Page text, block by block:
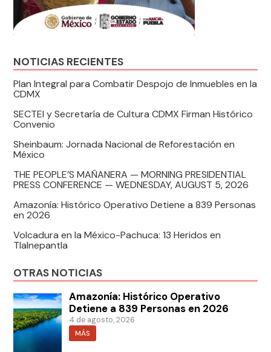
NOTICIAS RECIENTES
Plan Integral para Combatir Despojo de Inmuebles en la
CDMX
SECTEI y Secretaría de Cultura CDMX Firman Histórico
Convenio
Sheinbaum: Jornada Nacional de Reforestación en
México
THE PEOPLE’S MAÑANERA — MORNING PRESIDENTIAL
PRESS CONFERENCE — WEDNESDAY, AUGUST 5, 2026
Amazonía: Histórico Operativo Detiene a 839 Personas
en 2026
Volcadura en la México-Pachuca: 13 Heridos en
Tlalnepantla
OTRAS NOTICIAS
Amazonía: Histórico Operativo
Detiene a 839 Personas en 2026
4 de agosto, 2026
MÁS